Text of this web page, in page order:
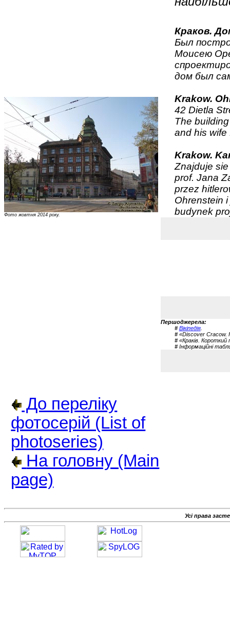
Фото жовтня 2014 року.
Краков.
Был
Моисею
дом был
Krakow.
42 Dietla
The
and his wife
Krakow.
Znajduje
prof. Jana
przez
Ohrenstein
budynek
Першоджерела:
# Вікіпедія.
#«Discover Cracow.
#«Краків. Короткий
#Інформаційні
До переліку
фотосерій (List of
photoseries)
На головну (Main
page)
Усі права